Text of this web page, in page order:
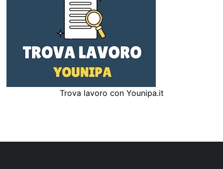
Trova lavoro con Younipa.it